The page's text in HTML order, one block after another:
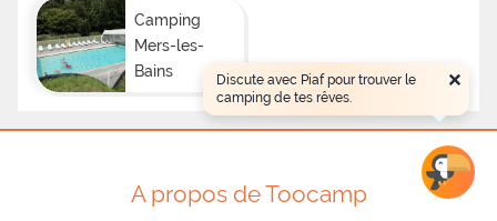
Camping
Mers-les-
Bains
A propos de Toocamp
×
Discute avec Piaf pour trouver le
camping de tes rêves.